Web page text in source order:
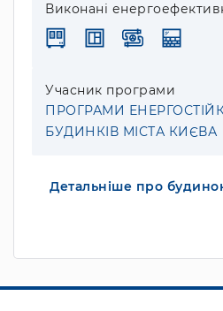
Виконані
Учасник програми
ПРОГРАМИ
БУДИНКІВ МІСТА КИЄВА
Детальніше про